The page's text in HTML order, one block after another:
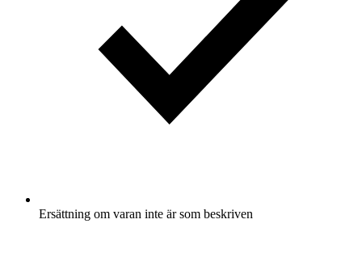
Ersättning om varan inte är som beskriven